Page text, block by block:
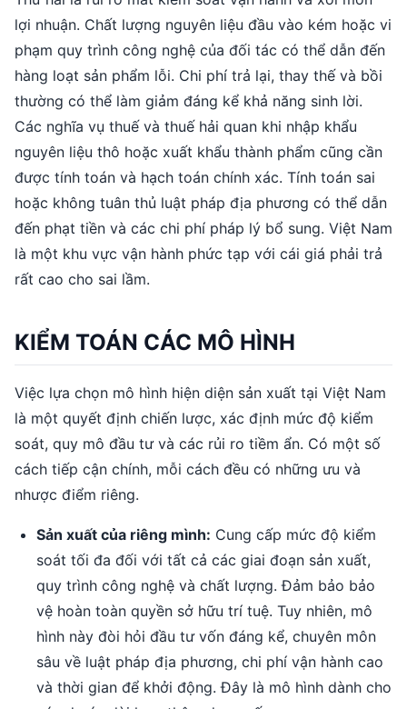
lợi nhuận. Chất lượng nguyên liệu đầu vào kém hoặc vi
phạm quy trình công nghệ của đối tác có thể dẫn đến
hàng loạt sản phẩm lỗi. Chi phí trả lại, thay thế và bồi
thường có thể làm giảm đáng kể khả năng sinh lời.
Các nghĩa vụ thuế và thuế hải quan khi nhập khẩu
nguyên liệu thô hoặc xuất khẩu thành phẩm cũng cần
được tính toán và hạch toán chính xác. Tính toán sai
hoặc không tuân thủ luật pháp địa phương có thể dẫn
đến phạt tiền và các chi phí pháp lý bổ sung. Việt Nam
là một khu vực vận hành phức tạp với cái giá phải trả
rất cao cho sai lầm.
KIỂM TOÁN CÁC MÔ HÌNH
Việc lựa chọn mô hình hiện diện sản xuất tại Việt Nam
là một quyết định chiến lược, xác định mức độ kiểm
soát, quy mô đầu tư và các rủi ro tiềm ẩn. Có một số
cách tiếp cận chính, mỗi cách đều có những ưu và
nhược điểm riêng.
Sản xuất của riêng mình: Cung cấp mức độ kiểm
soát tối đa đối với tất cả các giai đoạn sản xuất,
quy trình công nghệ và chất lượng. Đảm bảo bảo
vệ hoàn toàn quyền sở hữu trí tuệ. Tuy nhiên, mô
hình này đòi hỏi đầu tư vốn đáng kể, chuyên môn
sâu về luật pháp địa phương, chi phí vận hành cao
và thời gian để khởi động. Đây là mô hình dành cho